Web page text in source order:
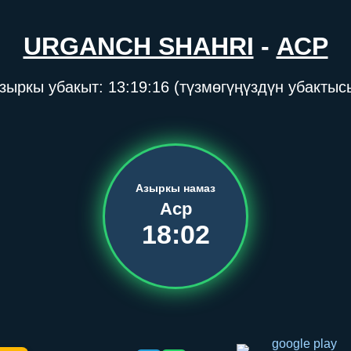
URGANCH SHAHRI - АСР
убакыт: 13:19:16(түзмөгүңүздүн
Азыркы намаз
Аср
18:02